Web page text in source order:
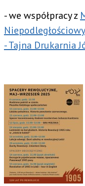
- we współpracy z
- Tajna Drukarnia